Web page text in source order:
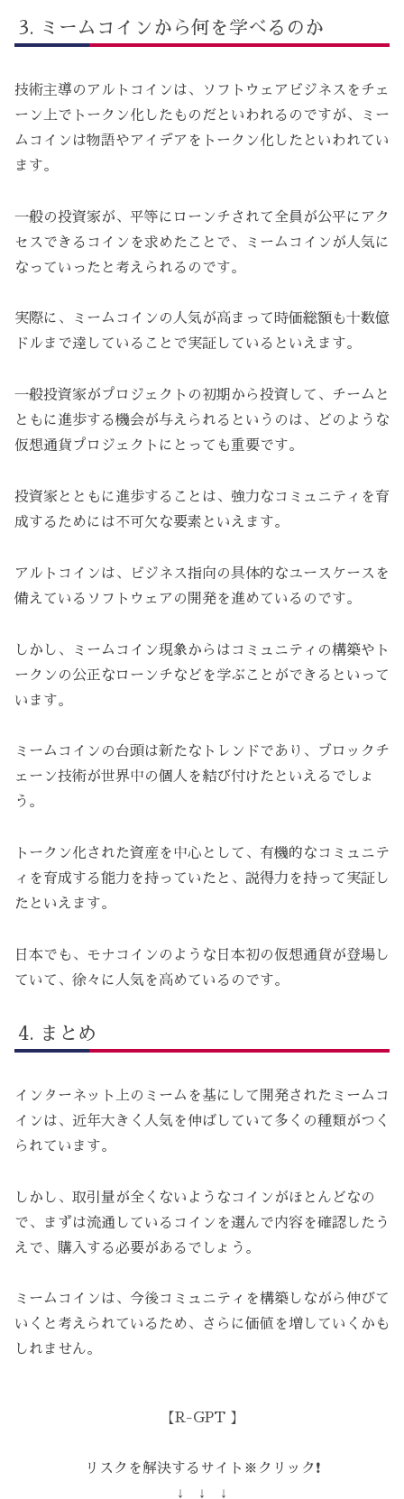
ミームコインから何を学べるのか
技術主導のアルトコインは、ソフトウェアビジネスをチェ
ーン上でトークン化したものだといわれるのですが、ミー
ムコインは物語やアイデアをトークン化したといわれてい
ます。
一般の投資家が、平等にローンチされて全員が公平にアク
セスできるコインを求めたことで、ミームコインが人気に
なっていったと考えられるのです。
実際に、ミームコインの人気が高まって時価総額も十数億
ドルまで達していることで実証しているといえます。
一般投資家がプロジェクトの初期から投資して、チームと
ともに進歩する機会が与えられるというのは、どのような
仮想通貨プロジェクトにとっても重要です。
投資家とともに進歩することは、強力なコミュニティを育
成するためには不可欠な要素といえます。
アルトコインは、ビジネス指向の具体的なユースケースを
備えているソフトウェアの開発を進めているのです。
しかし、ミームコイン現象からはコミュニティの構築やト
ークンの公正なローンチなどを学ぶことができるといって
います。
ミームコインの台頭は新たなトレンドであり、ブロックチ
ェーン技術が世界中の個人を結び付けたといえるでしょ
う。
トークン化された資産を中心として、有機的なコミュニテ
ィを育成する能力を持っていたと、説得力を持って実証し
たといえます。
日本でも、モナコインのような日本初の仮想通貨が登場し
ていて、徐々に人気を高めているのです。
まとめ
インターネット上のミームを基にして開発されたミームコ
インは、近年大きく人気を伸ばしていて多くの種類がつく
られています。
しかし、取引量が全くないようなコインがほとんどなの
で、まずは流通しているコインを選んで内容を確認したう
えで、購入する必要があるでしょう。
ミームコインは、今後コミュニティを構築しながら伸びて
いくと考えられているため、さらに価値を増していくかも
しれません。
【R-GPT 】
リスクを解決するサイト※クリック❗️
↓ ↓ ↓